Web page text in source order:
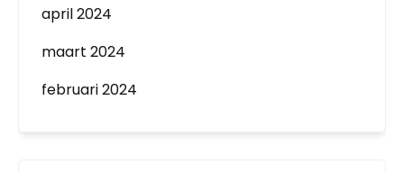
april 2024
maart 2024
februari 2024